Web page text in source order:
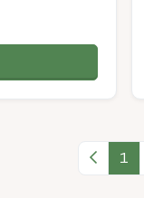
Pagina
1